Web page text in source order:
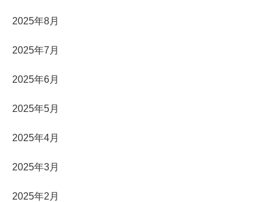
2025年8月
2025年7月
2025年6月
2025年5月
2025年4月
2025年3月
2025年2月